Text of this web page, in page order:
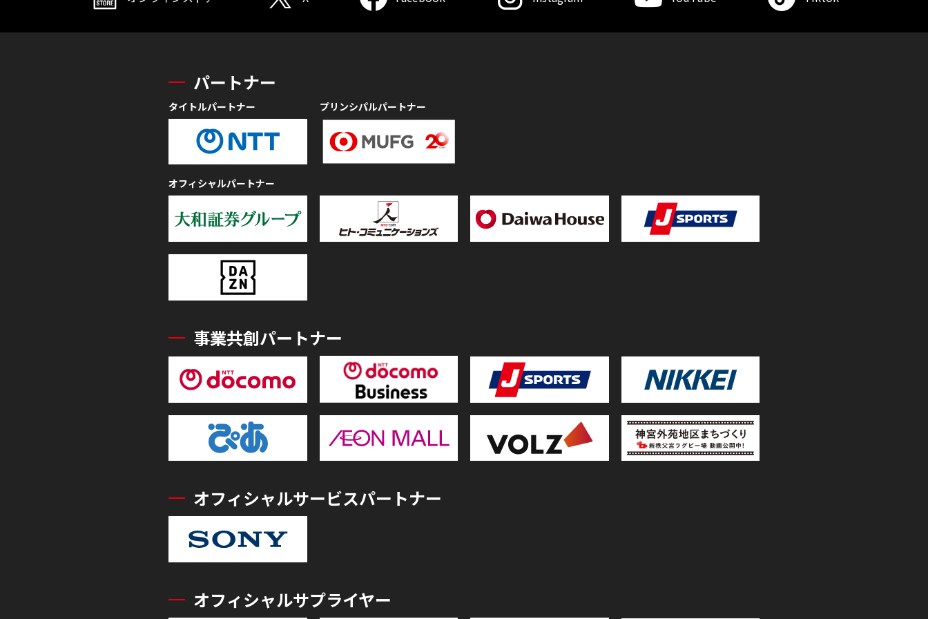
パートナー
タイトルパートナー プリンシパルパートナー
オフィシャルパートナー
事業共創パートナー
オフィシャルサービスパートナー
オフィシャルサプライヤー